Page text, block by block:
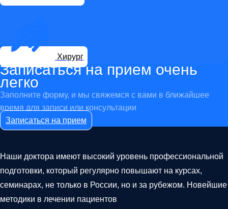
Хирург
Записаться на прием очень
легко
Заполните форму, и мы свяжемся с вами в ближайшее
время для записи или консультации
Записаться на прием
Наши доктора имеют высокий уровень профессиональной
подготовки, который регулярно повышают на курсах,
семинарах, не только в России, но и за рубежом. Новейшие
методики в лечении пациентов